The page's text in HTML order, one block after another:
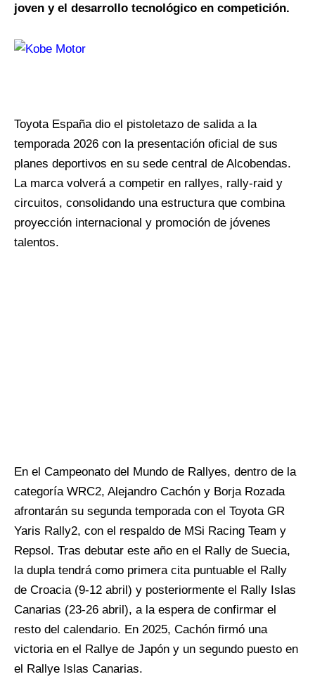
joven y el desarrollo tecnológico en competición.
Toyota España dio el pistoletazo de salida a la
temporada 2026 con la presentación oficial de sus
planes deportivos en su sede central de Alcobendas.
La marca volverá a competir en rallyes, rally-raid y
circuitos, consolidando una estructura que combina
proyección internacional y promoción de jóvenes
talentos.
En el Campeonato del Mundo de Rallyes, dentro de la
categoría WRC2, Alejandro Cachón y Borja Rozada
afrontarán su segunda temporada con el Toyota GR
Yaris Rally2, con el respaldo de MSi Racing Team y
Repsol. Tras debutar este año en el Rally de Suecia,
la dupla tendrá como primera cita puntuable el Rally
de Croacia (9-12 abril) y posteriormente el Rally Islas
Canarias (23-26 abril), a la espera de confirmar el
resto del calendario. En 2025, Cachón firmó una
victoria en el Rallye de Japón y un segundo puesto en
el Rallye Islas Canarias.